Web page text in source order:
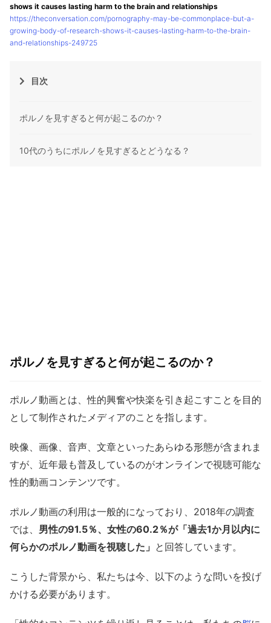
shows it causes lasting harm to the brain and relationships
https://theconversation.com/pornography-may-be-commonplace-but-a-
growing-body-of-research-shows-it-causes-lasting-harm-to-the-brain-
and-relationships-249725
目次
ポルノを見すぎると何が起こるのか？
10代のうちにポルノを見すぎるとどうなる？
ポルノを見すぎると何が起こるのか？
ポルノ動画とは、性的興奮や快楽を引き起こすことを目的
として制作されたメディアのことを指します。
映像、画像、音声、文章といったあらゆる形態が含まれま
すが、近年最も普及しているのがオンラインで視聴可能な
性的動画コンテンツです。
ポルノ動画の利用は一般的になっており、2018年の調査
では、 男性の91.5％、女性の60.2％が「過去1か月以内に
何らかのポルノ動画を視聴した」 と回答しています。
こうした背景から、私たちは今、以下のような問いを投げ
かける必要があります。